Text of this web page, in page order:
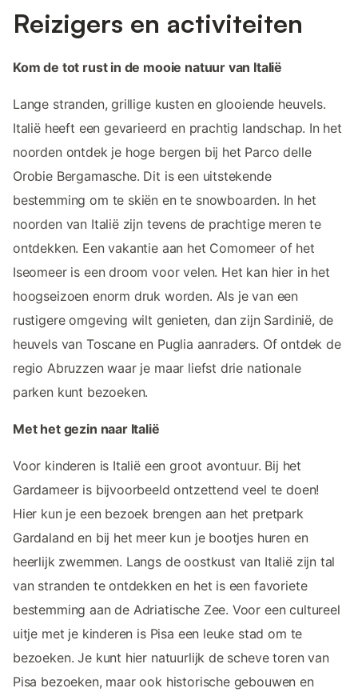
Reizigers en activiteiten
Kom de tot rust in de mooie natuur van Italië
Lange stranden, grillige kusten en glooiende heuvels.
Italië heeft een gevarieerd en prachtig landschap. In het
noorden ontdek je hoge bergen bij het Parco delle
Orobie Bergamasche. Dit is een uitstekende
bestemming om te skiën en te snowboarden. In het
noorden van Italië zijn tevens de prachtige meren te
ontdekken. Een vakantie aan het Comomeer of het
Iseomeer is een droom voor velen. Het kan hier in het
hoogseizoen enorm druk worden. Als je van een
rustigere omgeving wilt genieten, dan zijn Sardinië, de
heuvels van Toscane en Puglia aanraders. Of ontdek de
regio Abruzzen waar je maar liefst drie nationale
parken kunt bezoeken.
Met het gezin naar Italië
Voor kinderen is Italië een groot avontuur. Bij het
Gardameer is bijvoorbeeld ontzettend veel te doen!
Hier kun je een bezoek brengen aan het pretpark
Gardaland en bij het meer kun je bootjes huren en
heerlijk zwemmen. Langs de oostkust van Italië zijn tal
van stranden te ontdekken en het is een favoriete
bestemming aan de Adriatische Zee. Voor een cultureel
uitje met je kinderen is Pisa een leuke stad om te
bezoeken. Je kunt hier natuurlijk de scheve toren van
Pisa bezoeken, maar ook historische gebouwen en